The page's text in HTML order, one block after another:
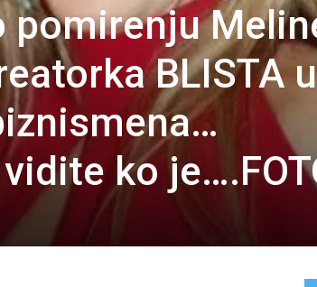
pomirenju
BLISTA u
ko